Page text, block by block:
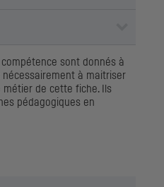
sont donnés à
à maitriser
de cette fiche. Ils
pédagogiques en